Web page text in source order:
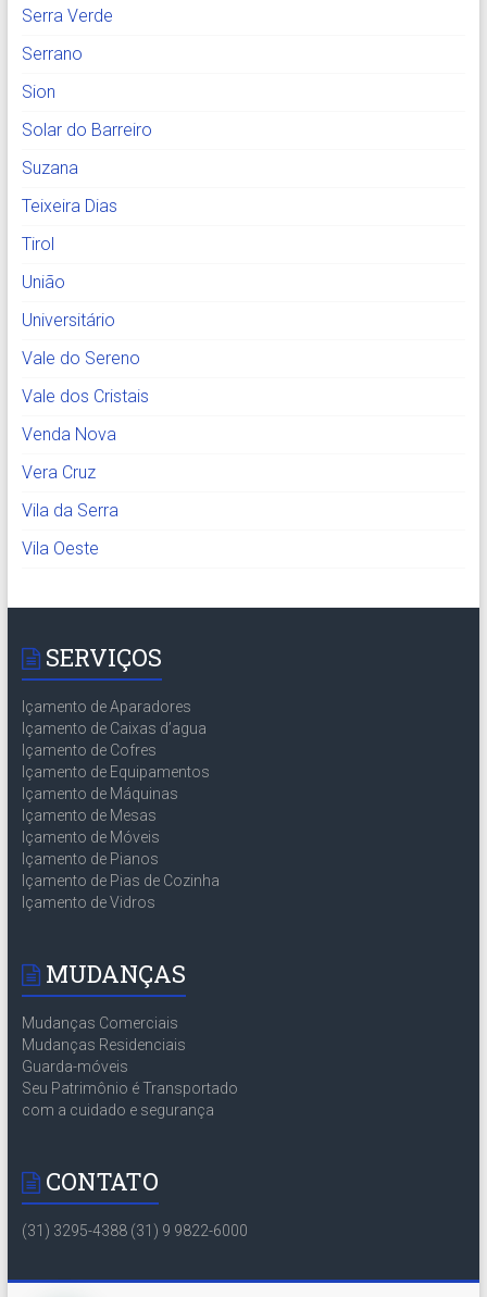
Serra Verde
Serrano
Sion
Solar do Barreiro
Suzana
Teixeira Dias
Tirol
União
Universitário
Vale do Sereno
Vale dos Cristais
Venda Nova
Vera Cruz
Vila da Serra
Vila Oeste
SERVIÇOS
Içamento de Aparadores
Içamento de Caixas d’agua
Içamento de Cofres
Içamento de Equipamentos
Içamento de Máquinas
Içamento de Mesas
Içamento de Móveis
Içamento de Pianos
Içamento de Pias de Cozinha
Içamento de Vidros
MUDANÇAS
Mudanças Comerciais
Mudanças Residenciais
Guarda-móveis
Seu Patrimônio é Transportado
com a cuidado e segurança
CONTATO
(31) 3295-4388 (31) 9 9822-6000